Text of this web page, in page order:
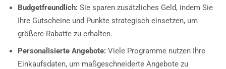
Budgetfreundlich: Sie sparen zusätzliches Geld, indem Sie
Ihre Gutscheine und Punkte strategisch einsetzen, um
größere Rabatte zu erhalten.
Personalisierte Angebote: Viele Programme nutzen Ihre
Einkaufsdaten, um maßgeschneiderte Angebote zu